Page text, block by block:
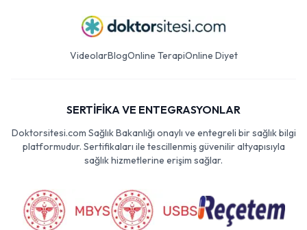
VideolarBlogOnline TerapiOnline Diyet
SERTİFİKA VE ENTEGRASYONLAR
Doktorsitesi.com Sağlık Bakanlığı onaylı ve entegreli bir sağlık bilgi
platformudur. Sertifikaları ile tescillenmiş güvenilir altyapısıyla
sağlık hizmetlerine erişim sağlar.